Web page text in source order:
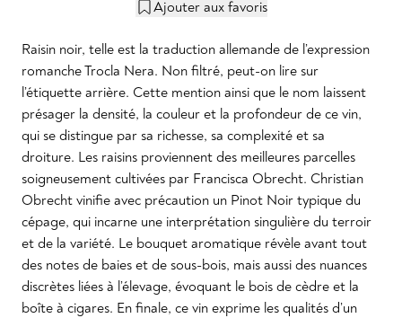
Ajouter aux favoris
Raisin noir, telle est la traduction allemande de l’expression
romanche Trocla Nera. Non filtré, peut-on lire sur
l’étiquette arrière. Cette mention ainsi que le nom laissent
présager la densité, la couleur et la profondeur de ce vin,
qui se distingue par sa richesse, sa complexité et sa
droiture. Les raisins proviennent des meilleures parcelles
soigneusement cultivées par Francisca Obrecht. Christian
Obrecht vinifie avec précaution un Pinot Noir typique du
cépage, qui incarne une interprétation singulière du terroir
et de la variété. Le bouquet aromatique révèle avant tout
des notes de baies et de sous-bois, mais aussi des nuances
discrètes liées à l’élevage, évoquant le bois de cèdre et la
boîte à cigares. En finale, ce vin exprime les qualités d’un